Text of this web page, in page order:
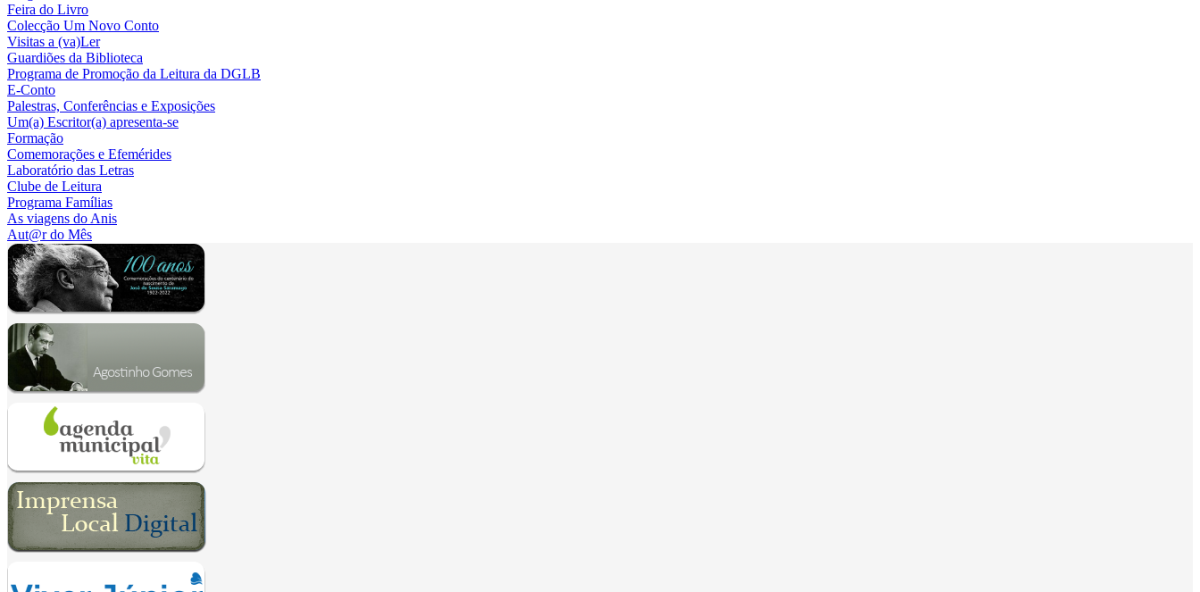
Feira do Livro
Colecção Um Novo Conto
Visitas a (va)Ler
Guardiões da Biblioteca
Programa de Promoção da Leitura da DGLB
E-Conto
Palestras, Conferências e Exposições
Um(a) Escritor(a) apresenta-se
Formação
Comemorações e Efemérides
Laboratório das Letras
Clube de Leitura
Programa Famílias
As viagens do Anis
Aut@r do Mês